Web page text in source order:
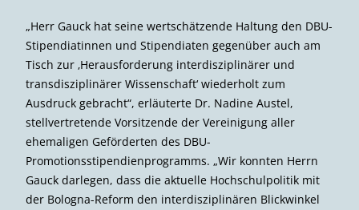
„Herr Gauck hat seine wertschätzende Haltung den DBU-
Stipendiatinnen und Stipendiaten gegenüber auch am
Tisch zur ‚Herausforderung interdisziplinärer und
transdisziplinärer Wissenschaft‘ wiederholt zum
Ausdruck gebracht“, erläuterte Dr. Nadine Austel,
stellvertretende Vorsitzende der Vereinigung aller
ehemaligen Geförderten des DBU-
Promotionsstipendienprogramms. „Wir konnten Herrn
Gauck darlegen, dass die aktuelle Hochschulpolitik mit
der Bologna-Reform den interdisziplinären Blickwinkel